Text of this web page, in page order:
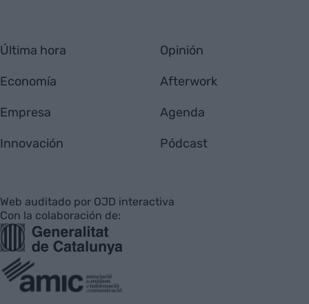
Última hora
Economía
Empresa
Innovación
Opinión
Afterwork
Agenda
Pódcast
Web auditado por OJD interactiva
Con la colaboración de: